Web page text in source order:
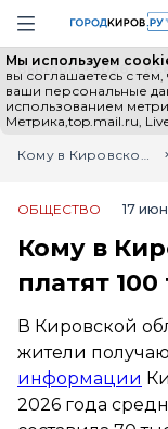
Навигация сайта
Мы используем
вы соглашаетесь с
ваши персональные
использованием
Метрика,top.mail.ru,
Выборы - 2026
Главная
Лента
Кому в Кировской области платят 100 тысяч и больше
ОБЩЕСТВО 17
Кому в
платят
В Кировской
жители
информации
2026 года